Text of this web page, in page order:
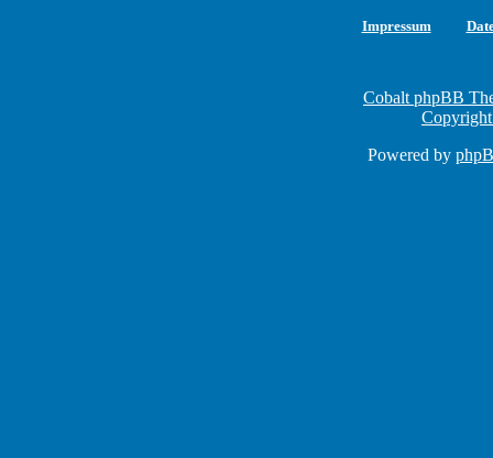
Impressum
Cobalt phpBB
Powered by